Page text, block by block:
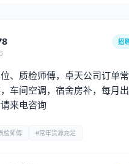
招
、质检师傅，卓天公司订单
车间空调，宿舍房补，每月
来电咨询
检师傅 #常年货源充足